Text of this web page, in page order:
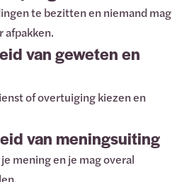
te bezitten en niemand mag
afpakken.
van geweten en
of overtuiging kiezen en
van meningsuiting
mening en je mag overal